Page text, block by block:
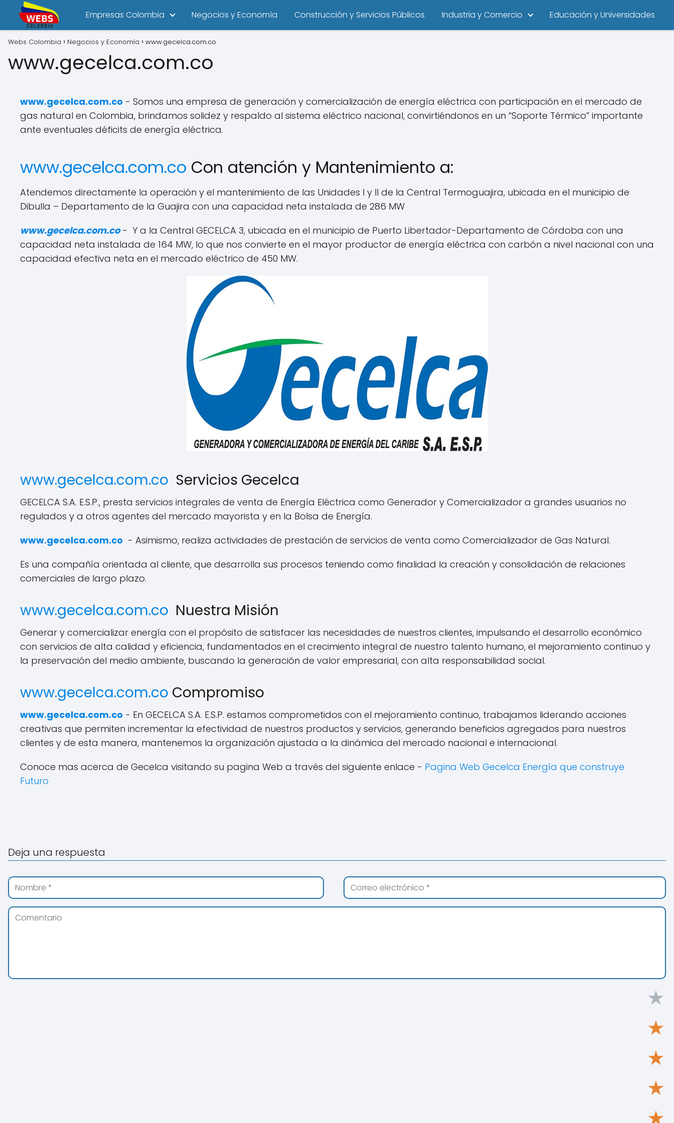
Empresas Colombia Negocios y Economía Construcción y Servicios Públicos Industria y Comercio Educación y Universidades
Webs Colombia Negocios y Economía www.gecelca.com.co
www.gecelca.com.co
www.gecelca.com.co - Somos una empresa de generación y comercialización de energía eléctrica con participación en el mercado de
gas natural en Colombia, brindamos solidez y respaldo al sistema eléctrico nacional, convirtiéndonos en un “Soporte Térmico” importante
ante eventuales déficits de energía eléctrica.
www.gecelca.com.co Con atención y Mantenimiento a:
Atendemos directamente la operación y el mantenimiento de las Unidades I y II de la Central Termoguajira, ubicada en el municipio de
Dibulla – Departamento de la Guajira con una capacidad neta instalada de 286 MW
www.gecelca.com.co- Y a la Central GECELCA 3, ubicada en el municipio de Puerto Libertador-Departamento de Córdoba con una
capacidad neta instalada de 164 MW, lo que nos convierte en el mayor productor de energía eléctrica con carbón a nivel nacional con una
capacidad efectiva neta en el mercado eléctrico de 450 MW.
www.gecelca.com.co Servicios Gecelca
GECELCA S.A. E.S.P., presta servicios integrales de venta de Energía Eléctrica como Generador y Comercializador a grandes usuarios no
regulados y a otros agentes del mercado mayorista y en la Bolsa de Energía.
www.gecelca.com.co - Asimismo, realiza actividades de prestación de servicios de venta como Comercializador de Gas Natural.
Es una compañía orientada al cliente, que desarrolla sus procesos teniendo como finalidad la creación y consolidación de relaciones
comerciales de largo plazo.
www.gecelca.com.co Nuestra Misión
Generar y comercializar energía con el propósito de satisfacer las necesidades de nuestros clientes, impulsando el desarrollo económico
con servicios de alta calidad y eficiencia, fundamentados en el crecimiento integral de nuestro talento humano, el mejoramiento continuo y
la preservación del medio ambiente, buscando la generación de valor empresarial, con alta responsabilidad social.
www.gecelca.com.co Compromiso
www.gecelca.com.co - En GECELCA S.A. E.S.P. estamos comprometidos con el mejoramiento continuo, trabajamos liderando acciones
creativas que permiten incrementar la efectividad de nuestros productos y servicios, generando beneficios agregados para nuestros
clientes y de esta manera, mantenemos la organización ajustada a la dinámica del mercado nacional e internacional.
Conoce mas acerca de Gecelca visitando su pagina Web a través del siguiente enlace - Pagina Web Gecelca Energía que construye
Futuro
Deja una respuesta
★
★
★
★